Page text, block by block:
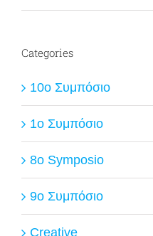
Categories
10ο Συμπόσιο
1ο Συμπόσιο
8o Symposio
9ο Συμπόσιο
Creative